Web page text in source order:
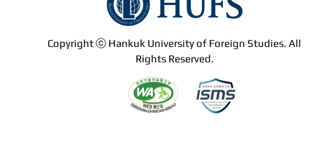
Copyright ⓒ Hankuk University of Foreign Studies. All
Rights Reserved.